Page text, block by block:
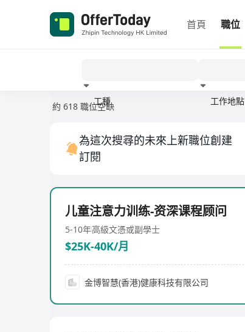
首頁 職位
工種 工作地點
約 618 職位空缺
為這次搜尋的未來上新職位創建
訂閱
儿童注意力训练-资深课程顾问
5-10年高級文憑或副學士
$25K-40K/月
金博智慧(香港)健康科技有限公司